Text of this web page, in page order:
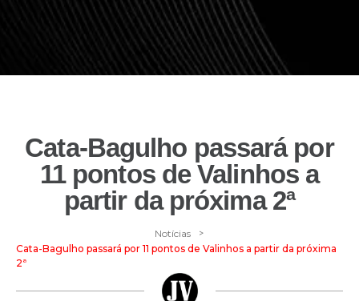
Cata-Bagulho passará por
11 pontos de Valinhos a
partir da próxima 2ª
Notícias >
Cata-Bagulho passará por 11 pontos de Valinhos a partir da próxima
2ª